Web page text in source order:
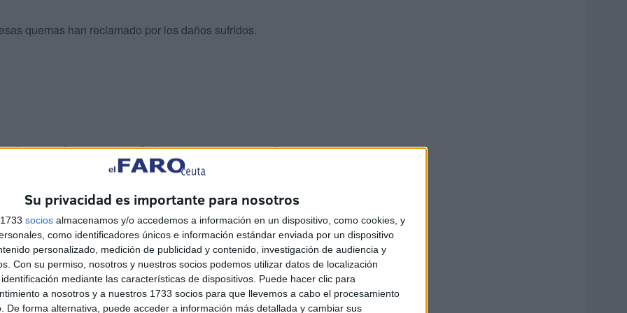
Su privacidad es importante para nosotros
socios almacenamos y/o accedemos a información en un dispositivo, como cookies, y
como identificadores únicos e información estándar enviada por un dispositivo
personalizado, medición de publicidad y contenido, investigación de audiencia y
Con su permiso, nosotros y nuestros socios podemos utilizar datos de localización
mediante las características de dispositivos. Puede hacer clic para
a nosotros y a nuestros 1733 socios para que llevemos a cabo el procesamiento
De forma alternativa, puede acceder a información más detallada y cambiar sus
quemas han reclamado por los daños sufridos.
, ahora queda que su señoría dicte sentencia orientando
son culpables o ante la versión de los acusados que
constatado en el acto de juicio oral que no es para